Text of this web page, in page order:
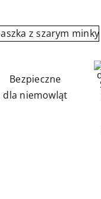
Bezpieczne
dla niemowląt